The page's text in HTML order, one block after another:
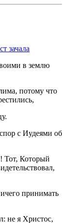
зачала
в землю
потому что
с Иудеями об
Тот, Который
принимать
не я Христос,